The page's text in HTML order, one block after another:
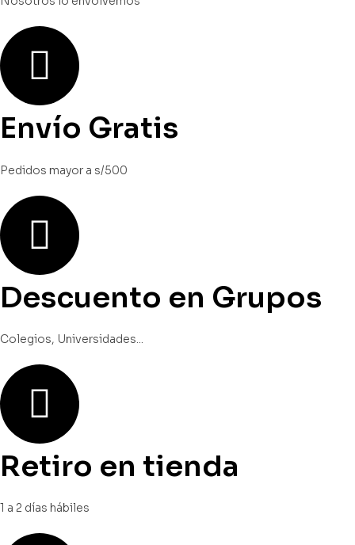
Envío Gratis
Pedidos mayor a s/500
Descuento en Grupos
Colegios, Universidades...
Retiro en tienda
1 a 2 días hábiles